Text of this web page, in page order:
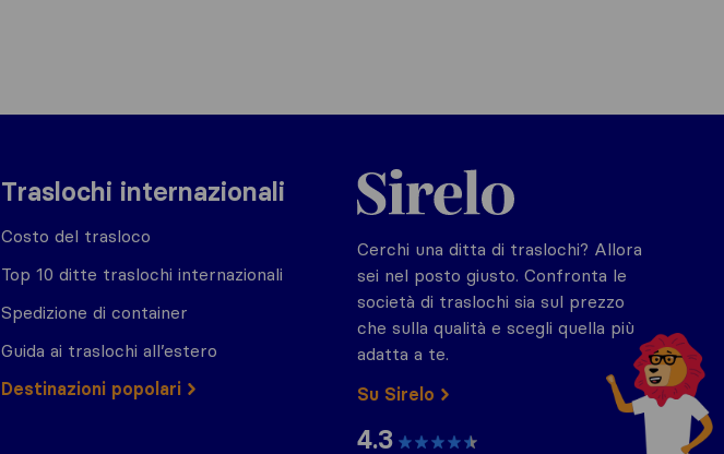
Traslochi internazionali
Costo del trasloco
Top 10 ditte traslochi internazionali
Spedizione di container
Guida ai traslochi all’estero
Destinazioni popolari
Sirelo.it
Cerchi una ditta di traslochi? Allora
sei nel posto giusto. Confronta le
società di traslochi sia sul prezzo
che sulla qualità e scegli quella più
adatta a te.
Su Sirelo
4.3